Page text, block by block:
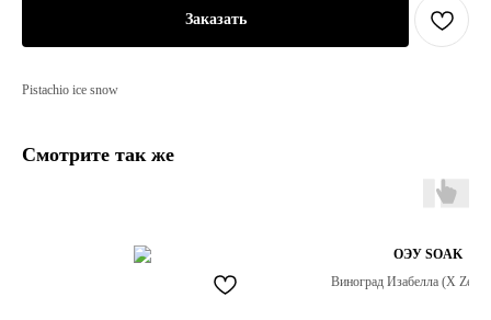
Заказать
Pistachio ice snow
Смотрите так же
ОЭУ SOAK
Виноград Изабелла (X Zero